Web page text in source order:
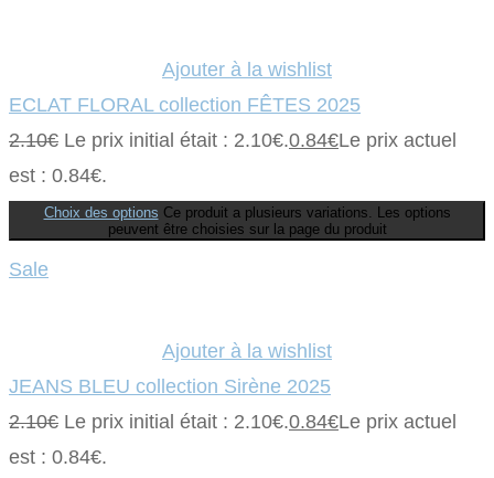
Ajouter à la wishlist
ECLAT FLORAL collection FÊTES 2025
2.10€ Le prix initial était : 2.10€.0.84€Le prix actuel
est : 0.84€.
Choix des options Ce produit a plusieurs variations. Les options
peuvent être choisies sur la page du produit
Sale
Ajouter à la wishlist
JEANS BLEU collection Sirène 2025
2.10€ Le prix initial était : 2.10€.0.84€Le prix actuel
est : 0.84€.